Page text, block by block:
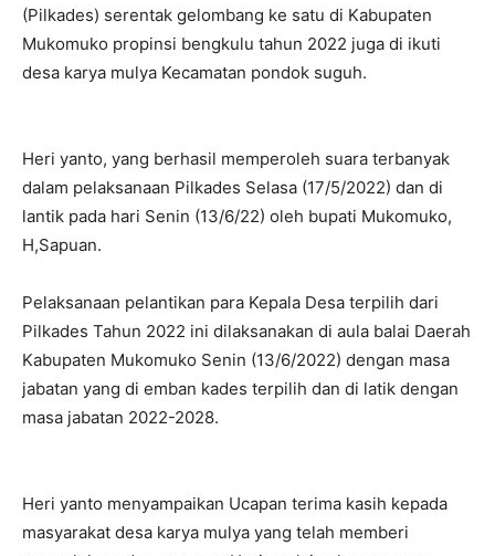
(Pilkades) serentak gelombang ke satu di Kabupaten
Mukomuko propinsi bengkulu tahun 2022 juga di ikuti
desa karya mulya Kecamatan pondok suguh.
Heri yanto, yang berhasil memperoleh suara terbanyak
dalam pelaksanaan Pilkades Selasa (17/5/2022) dan di
lantik pada hari Senin (13/6/22) oleh bupati Mukomuko,
H,Sapuan.
Pelaksanaan pelantikan para Kepala Desa terpilih dari
Pilkades Tahun 2022 ini dilaksanakan di aula balai Daerah
Kabupaten Mukomuko Senin (13/6/2022) dengan masa
jabatan yang di emban kades terpilih dan di latik dengan
masa jabatan 2022-2028.
Heri yanto menyampaikan Ucapan terima kasih kepada
masyarakat desa karya mulya yang telah memberi